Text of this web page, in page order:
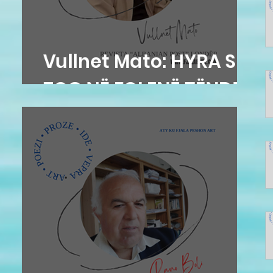
Vullnet Mato: HYRA SI
ZOG NË FOLENË TËNDE